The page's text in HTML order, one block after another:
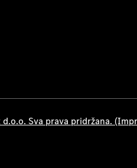
Sva prava pridržana.